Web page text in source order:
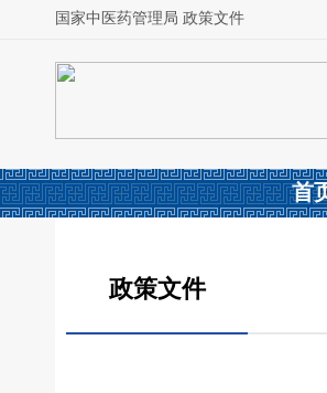
国家中医药管理局 政策文件
首
政策文件